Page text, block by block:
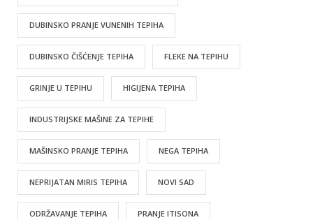
DUBINSKO PRANJE VUNENIH TEPIHA
DUBINSKO ČIŠĆENJE TEPIHA FLEKE NA TEPIHU
GRINJE U TEPIHU HIGIJENA TEPIHA
INDUSTRIJSKE MAŠINE ZA TEPIHE
MAŠINSKO PRANJE TEPIHA NEGA TEPIHA
NEPRIJATAN MIRIS TEPIHA NOVI SAD
ODRŽAVANJE TEPIHA PRANJE ITISONA